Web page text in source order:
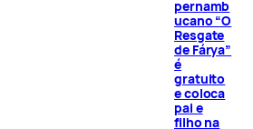
pernamb
ucano “O
Resgate
de Fárya”
é
gratuito
e coloca
pai e
filho na